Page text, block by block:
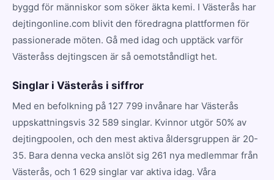
byggd för människor som söker äkta kemi. I Västerås har
dejtingonline.com blivit den föredragna plattformen för
passionerade möten. Gå med idag och upptäck varför
Västeråss dejtingscen är så oemotståndligt het.
Singlar i Västerås i siffror
Med en befolkning på 127 799 invånare har Västerås
uppskattningsvis 32 589 singlar. Kvinnor utgör 50% av
dejtingpoolen, och den mest aktiva åldersgruppen är 20-
35. Bara denna vecka anslöt sig 261 nya medlemmar från
Västerås, och 1 629 singlar var aktiva idag. Våra